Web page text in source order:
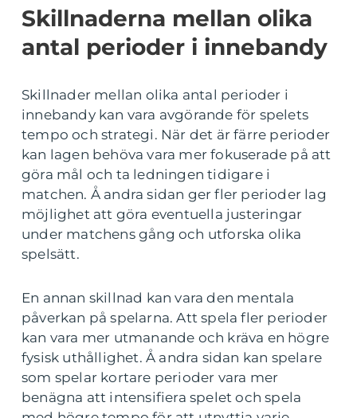
Skillnaderna mellan olika
antal perioder i innebandy
Skillnader mellan olika antal perioder i
innebandy kan vara avgörande för spelets
tempo och strategi. När det är färre perioder
kan lagen behöva vara mer fokuserade på att
göra mål och ta ledningen tidigare i
matchen. Å andra sidan ger fler perioder lag
möjlighet att göra eventuella justeringar
under matchens gång och utforska olika
spelsätt.
En annan skillnad kan vara den mentala
påverkan på spelarna. Att spela fler perioder
kan vara mer utmanande och kräva en högre
fysisk uthållighet. Å andra sidan kan spelare
som spelar kortare perioder vara mer
benägna att intensifiera spelet och spela